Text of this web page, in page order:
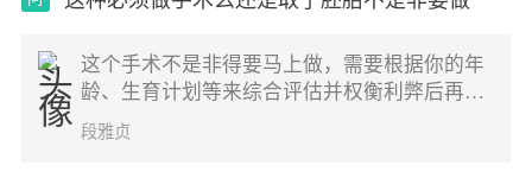
这个手术不是非得要马上做，需要根据你的年
龄、生育计划等来综合评估并权衡利弊后再决
定是否需要手术以及什么时候做。如果是做试
管通常为了避免输卵管积液及炎症因子逆流至
段雅贞